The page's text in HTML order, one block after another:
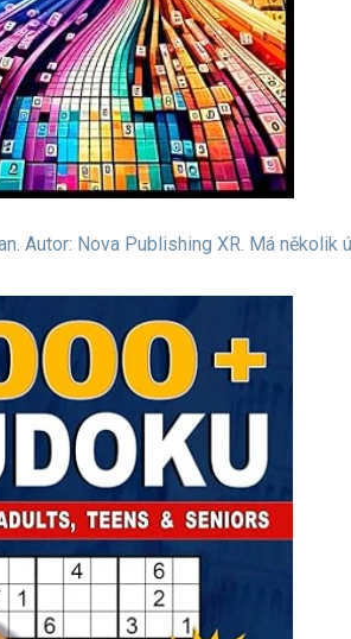
Autor: Nova Publishing XR. Má několik